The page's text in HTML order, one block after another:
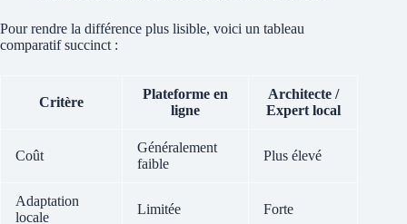
Pour rendre la différence plus lisible, voici un tableau
comparatif succinct :
Critère
Plateforme en
ligne
Architecte /
Expert local
Coût
Généralement
faible
Plus élevé
Adaptation
locale
Limitée Forte